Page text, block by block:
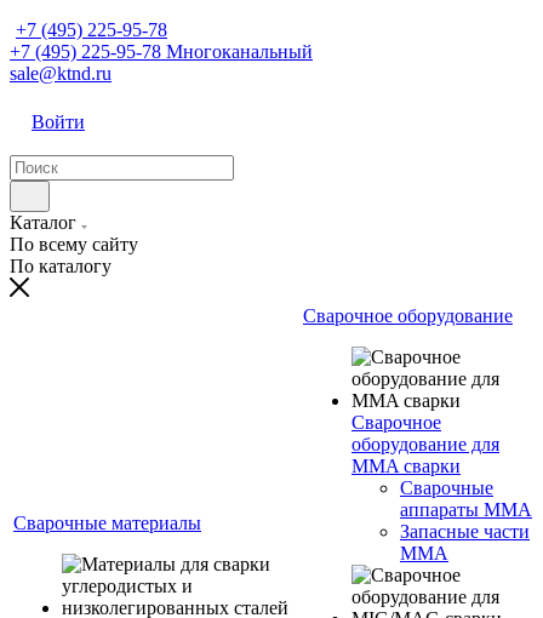
+7 (495) 225-95-78
+7 (495) 225-95-78 Многоканальный
sale@ktnd.ru
Войти
Каталог
По всему сайту
По каталогу
Сварочные материалы
Сварочное оборудование
Сварочное
оборудование для
MMA сварки
Сварочные
аппараты MMA
Запасные части
MMA